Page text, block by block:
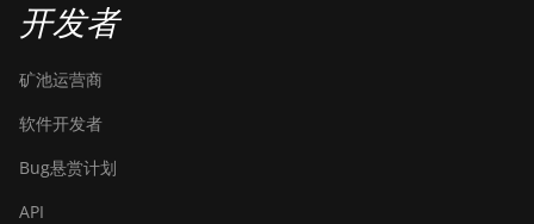
开发者
矿池运营商
软件开发者
Bug悬赏计划
API